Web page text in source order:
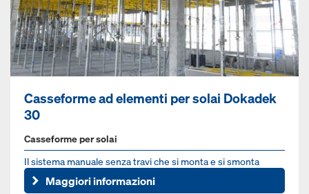
Casseforme ad elementi per solai Dokadek
30
Casseforme per solai
Il sistema manuale senza travi che si monta e si smonta
velocemente
Maggiori informazioni